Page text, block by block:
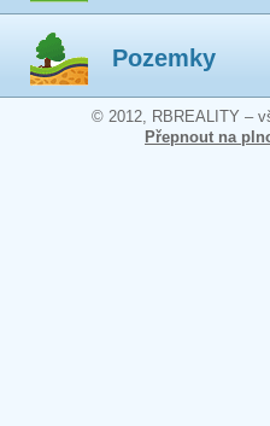
Pozemky
© 2012, RBREALITY –
Přepnout na